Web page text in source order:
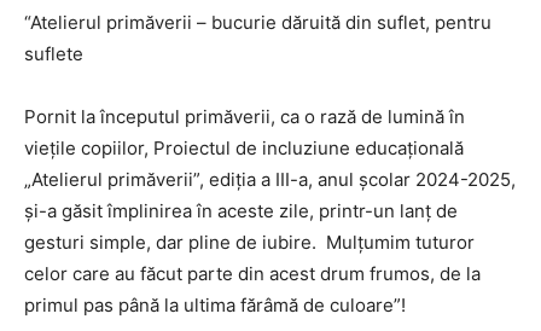
“Atelierul primăverii – bucurie dăruită din suflet, pentru
suflete
Pornit la începutul primăverii, ca o rază de lumină în
viețile copiilor, Proiectul de incluziune educațională
„Atelierul primăverii”, ediția a III-a, anul școlar 2024-2025,
și-a găsit împlinirea în aceste zile, printr-un lanț de
gesturi simple, dar pline de iubire. Mulțumim tuturor
celor care au făcut parte din acest drum frumos, de la
primul pas până la ultima fărâmă de culoare”!